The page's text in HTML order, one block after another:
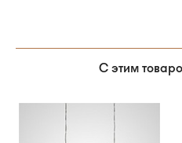
С этим